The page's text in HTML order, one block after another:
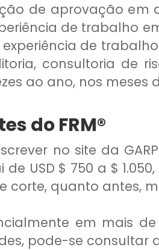
de aprovação
de trabalho
de
consultoria de
ao ano, nos meses
do FRM®
no site da
de USD $ 750 a $
corte, quanto antes,
em mais
pode-se consultar